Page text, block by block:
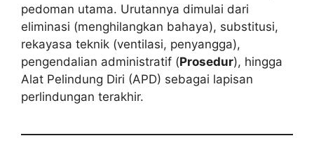
pedoman utama. Urutannya dimulai dari
eliminasi (menghilangkan bahaya), substitusi,
rekayasa teknik (ventilasi, penyangga),
pengendalian administratif (Prosedur), hingga
Alat Pelindung Diri (APD) sebagai lapisan
perlindungan terakhir.